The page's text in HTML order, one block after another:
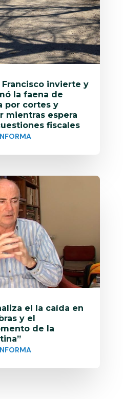
invierte y
la faena de
por cortes y
mientras espera
fiscales
el la caída en
y el
de la